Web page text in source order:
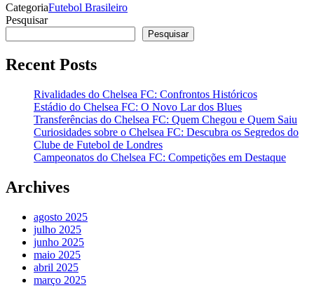
CategoriaFutebol Brasileiro
Pesquisar
Pesquisar
Recent Posts
Rivalidades do Chelsea FC: Confrontos Históricos
Estádio do Chelsea FC: O Novo Lar dos Blues
Transferências do Chelsea FC: Quem Chegou e Quem Saiu
Curiosidades sobre o Chelsea FC: Descubra os Segredos do
Clube de Futebol de Londres
Campeonatos do Chelsea FC: Competições em Destaque
Archives
agosto 2025
julho 2025
junho 2025
maio 2025
abril 2025
março 2025